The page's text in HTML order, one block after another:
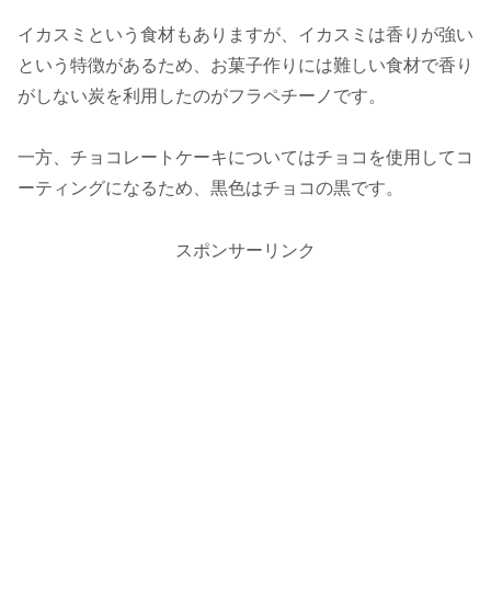
イカスミという食材もありますが、イカスミは香りが強い
という特徴があるため、お菓子作りには難しい食材で香り
がしない炭を利用したのがフラペチーノです。
一方、チョコレートケーキについてはチョコを使用してコ
ーティングになるため、黒色はチョコの黒です。
スポンサーリンク